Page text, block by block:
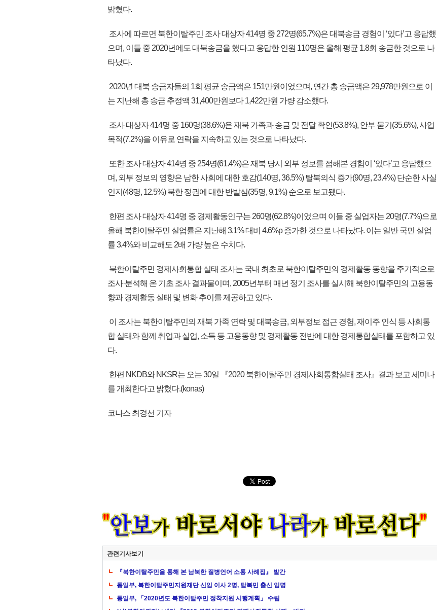
밝혔다.
조사에 따르면 북한이탈주민 조사 대상자 414명 중 272명(65.7%)은 대북송금 경험이 ‘있다’고 응답했
으며, 이들 중 2020년에도 대북송금을 했다고 응답한 인원 110명은 올해 평균 1.8회 송금한 것으로 나
타났다.
2020년 대북 송금자들의 1회 평균 송금액은 151만원이었으며, 연간 총 송금액은 29,978만원으로 이
는 지난해 총 송금 추정액 31,400만원보다 1,422만원 가량 감소했다.
조사 대상자 414명 중 160명(38.6%)은 재북 가족과 송금 및 전달 확인(53.8%), 안부 묻기(35.6%), 사업
목적(7.2%)을 이유로 연락을 지속하고 있는 것으로 나타났다.
또한 조사 대상자 414명 중 254명(61.4%)은 재북 당시 외부 정보를 접해본 경험이 ‘있다’고 응답했으
며, 외부 정보의 영향은 남한 사회에 대한 호감(140명, 36.5%) 탈북의식 증가(90명, 23.4%) 단순한 사실
인지(48명, 12.5%) 북한 정권에 대한 반발심(35명, 9.1%) 순으로 보고됐다.
한편 조사 대상자 414명 중 경제활동인구는 260명(62.8%)이었으며 이들 중 실업자는 20명(7.7%)으로
올해 북한이탈주민 실업률은 지난해 3.1% 대비 4.6%p 증가한 것으로 나타났다. 이는 일반 국민 실업
률 3.4%와 비교해도 2배 가량 높은 수치다.
북한이탈주민 경제사회통합 실태 조사는 국내 최초로 북한이탈주민의 경제활동 동향을 주기적으로
조사·분석해 온 기초 조사 결과물이며, 2005년부터 매년 정기 조사를 실시해 북한이탈주민의 고용동
향과 경제활동 실태 및 변화 추이를 제공하고 있다.
이 조사는 북한이탈주민의 재북 가족 연락 및 대북송금, 외부정보 접근 경험, 재이주 인식 등 사회통
합 실태와 함께 취업과 실업, 소득 등 고용동향 및 경제활동 전반에 대한 경제통합실태를 포함하고 있
다.
한편 NKDB와 NKSR는 오는 30일 『2020 북한이탈주민 경제사회통합실태 조사』결과 보고 세미나
를 개최한다고 밝혔다.(konas)
코나스 최경선 기자
관련기사보기
『북한이탈주민을 통해 본 남북한 질병언어 소통 사례집』 발간
통일부, 북한이탈주민지원재단 신임 이사 2명, 탈북민 출신 임명
통일부, 「2020년도 북한이탈주민 정착지원 시행계획」 수립